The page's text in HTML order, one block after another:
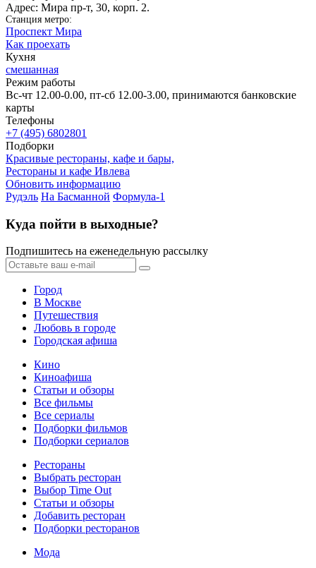
Адрес: Мира пр-т, 30, корп. 2.
Станция метро:
Проспект Мира
Как проехать
Кухня
смешанная
Режим работы
Вс-чт 12.00-0.00, пт-сб 12.00-3.00, принимаются банковские
карты
Телефоны
+7 (495) 6802801
Подборки
Красивые рестораны, кафе и бары,
Рестораны и кафе Ивлева
Обновить информацию
Рудэль На Басманной Формула-1
Куда пойти в выходные?
Подпишитесь на еженедельную рассылку
Город
В Москве
Путешествия
Любовь в городе
Городская афиша
Кино
Киноафиша
Статьи и обзоры
Все фильмы
Все сериалы
Подборки фильмов
Подборки сериалов
Рестораны
Выбрать ресторан
Выбор Time Out
Статьи и обзоры
Добавить ресторан
Подборки ресторанов
Мода